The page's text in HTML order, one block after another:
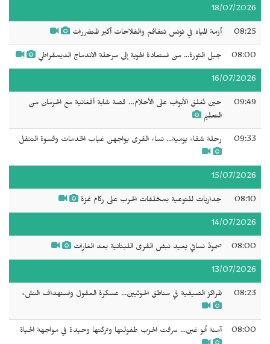
18/07/2026
08:25 أزمة المياه في تونس تتفاقم والفلاحات أكبر المتضررات
08:00 جيل الثورة... من استعادة الهوية إلى مرحلة الاندماج الديمقراطي
16/07/2026
09:49
حين تُغلق الأبواب على الأحلام… قصة شابة أفغانية مع الحرمان من
التعليم
09:33 رحلة شقاء يومية... نساء القرى يواجهن غياب الخدمات وقسوة التنقل
15/07/2026
08:10 جداريات للتوعية بمخلفات الحرب على ركام غزة
14/07/2026
08:00 صمودٌ نسائي يعيد نبض القرى اللبنانية بعد الغارات
13/07/2026
08:23 المراكز الصيفية في مناطق الحوثيين... عسكرة العقول واستهداف النشء
08:00 آمنة أبو غبن... سرقت الحرب طفولتها وتركتها وحيدة في مواجهة الحياة